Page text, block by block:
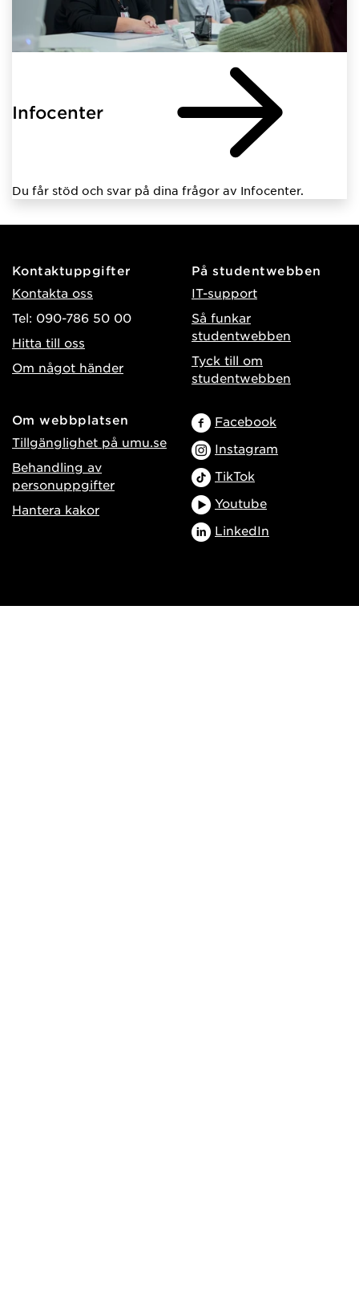
Infocenter
Du får stöd och svar på dina frågor av Infocenter.
Kontaktuppgifter
Kontakta oss
Tel: 090-786 50 00
Hitta till oss
Om något händer
På studentwebben
IT-support
Så funkar
studentwebben
Tyck till om
studentwebben
Om webbplatsen
Tillgänglighet på umu.se
Behandling av
personuppgifter
Hantera kakor
Facebook
Instagram
TikTok
Youtube
LinkedIn